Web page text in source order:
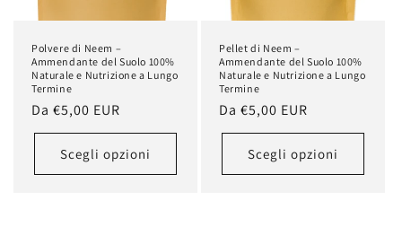
Polvere di Neem –
Ammendante del Suolo 100%
Naturale e Nutrizione a Lungo
Termine
Prezzo
di
listino
Da €5,00 EUR
Scegli opzioni
Pellet di Neem –
Ammendante del Suolo 100%
Naturale e Nutrizione a Lungo
Termine
Prezzo
di
listino
Da €5,00 EUR
Scegli opzioni